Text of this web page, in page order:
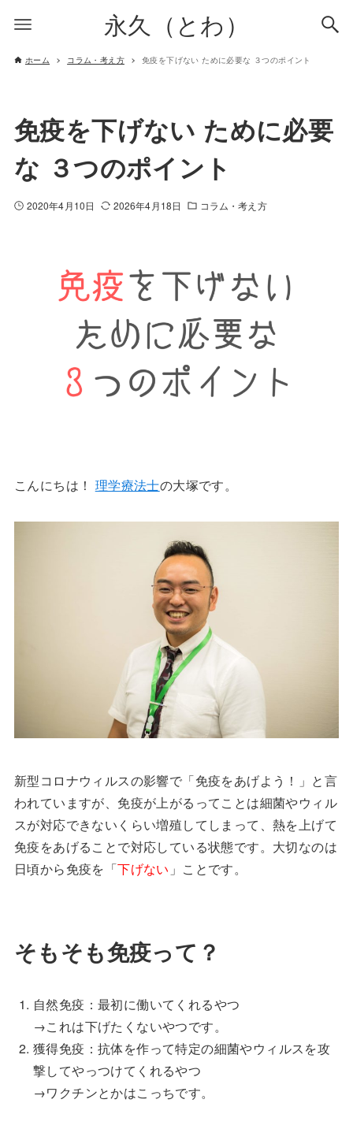
永久（とわ）
ホーム コラム・考え方 免疫を下げない ために必要な ３つのポイント
免疫を下げない ために必要
な ３つのポイント
2020年4月10日 2026年4月18日 コラム・考え方
こんにちは！ 理学療法士の大塚です。
新型コロナウィルスの影響で「免疫をあげよう！」と言
われていますが、免疫が上がるってことは細菌やウィル
スが対応できないくらい増殖してしまって、熱を上げて
免疫をあげることで対応している状態です。大切なのは
日頃から免疫を「下げない 」ことです。
そもそも免疫って？
自然免疫：最初に働いてくれるやつ
→これは下げたくないやつです。
獲得免疫：抗体を作って特定の細菌やウィルスを攻
撃してやっつけてくれるやつ
→ワクチンとかはこっちです。